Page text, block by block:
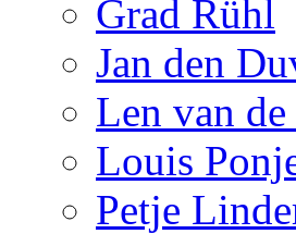
Grad Rühl
Jan den
Len van
Louis
Petje